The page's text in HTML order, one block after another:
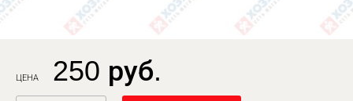
ЦЕНА 250 руб.